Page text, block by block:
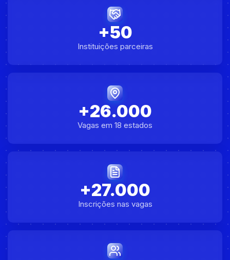
+50
Instituições parceiras
+26.000
Vagas em 18 estados
+27.000
Inscrições nas vagas